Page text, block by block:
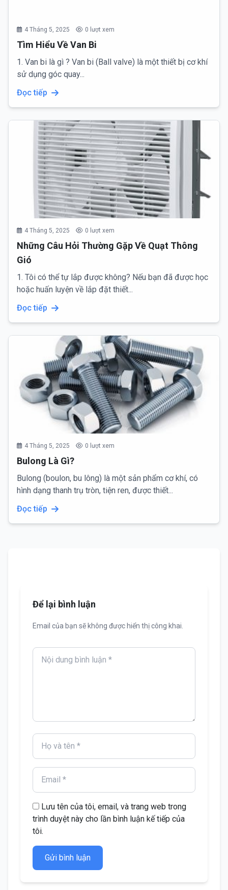
4 Tháng 5, 2025 0 lượt xem
Tìm Hiểu Về Van Bi
1. Van bi là gì ? Van bi (Ball valve) là một thiết bị cơ khí
sử dụng góc quay...
Đọc tiếp
4 Tháng 5, 2025 0 lượt xem
Những Câu Hỏi Thường Gặp Về Quạt Thông
Gió
1. Tôi có thể tự lắp được không? Nếu bạn đã được học
hoặc huấn luyện về lắp đặt thiết...
Đọc tiếp
4 Tháng 5, 2025 0 lượt xem
Bulong Là Gì?
Bulong (boulon, bu lông) là một sản phẩm cơ khí, có
hình dạng thanh trụ tròn, tiện ren, được thiết...
Đọc tiếp
Để lại bình luận
Email của bạn sẽ không được hiển thị công khai.
Lưu tên của tôi, email, và trang web trong
trình duyệt này cho lần bình luận kế tiếp của
tôi.
Gửi bình luận